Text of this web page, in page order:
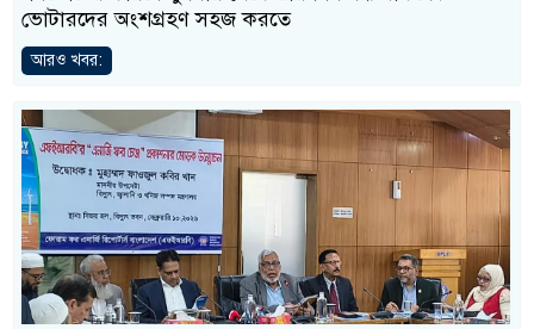
ভোটারদের অংশগ্রহণ সহজ করতে
আরও খবর: